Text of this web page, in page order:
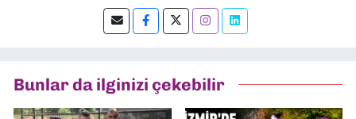
editörlük yapıyorum.
Bunlar da ilginizi çekebilir